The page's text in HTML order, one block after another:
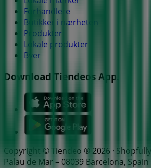
Forhandlere
Butikker i nærheten
Produkter
Lokale produkter
Byer
Download Tiendeos App.
Copyright © Tiendeo ® 2026 ·
Palau de Mar – 08039 Barcelona, Spain